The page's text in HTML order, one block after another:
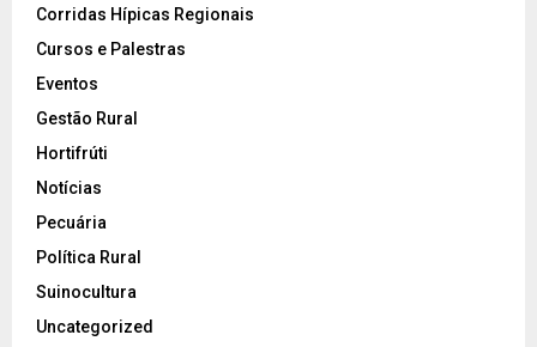
Corridas Hípicas Regionais
Cursos e Palestras
Eventos
Gestão Rural
Hortifrúti
Notícias
Pecuária
Política Rural
Suinocultura
Uncategorized